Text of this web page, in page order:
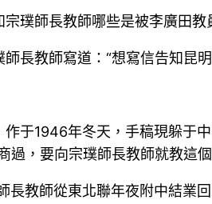
璞師長教師哪些是被李廣田
長教師寫道：“想寫信告知昆
于1946年冬天，手稿現躲于
過，要向宗璞師長教師就教這
長教師從東北聯年夜附中結業